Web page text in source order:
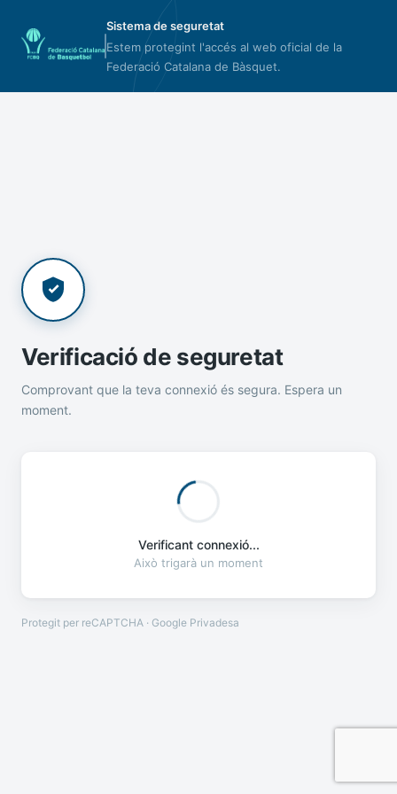
Sistema de seguretat
Estem protegint l'accés al web oficial de la
Federació Catalana de Bàsquet.
Verificació de seguretat
Comprovant que la teva connexió és segura. Espera un
moment.
Verificant connexió...
Això trigarà un moment
Protegit per reCAPTCHA · Google Privadesa